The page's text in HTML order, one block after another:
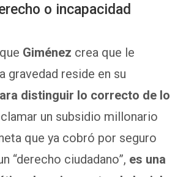
o incapacidad
Giménez crea que le
gravedad reside en su
distinguir lo correcto de lo
un subsidio millonario
que ya cobró por seguro
“derecho ciudadano”, es una